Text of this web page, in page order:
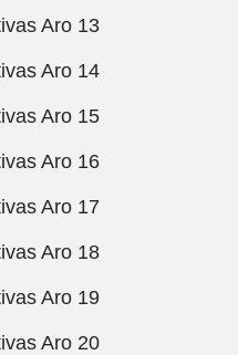
Aro 13
Aro 14
Aro 15
Aro 16
Aro 17
Aro 18
Aro 19
Aro 20